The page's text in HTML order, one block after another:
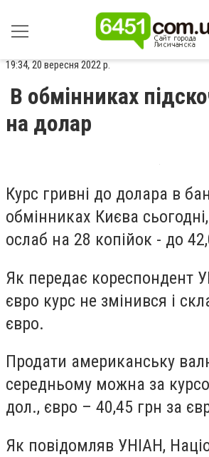
19:34, 20 вересня 2022 р.
В обмінниках
на долар
Курс гривні до долара в
обмінниках Києва
ослаб на 28 копійок - до
Як передає кореспондент
євро курс не змінився і
євро.
Продати американську
середньому можна за
дол., євро – 40,45 грн за
Як повідомляв УНІАН,